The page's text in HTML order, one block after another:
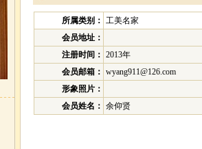
所属类别： 工美名家
会员地址：
注册时间： 2013年
会员邮箱： wyang911@126.com
形象照片：
会员姓名： 余仰贤